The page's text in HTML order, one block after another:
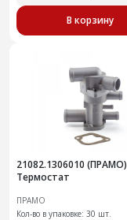
В корзину
21082.1306010 (ПРАМО)
Термостат
ПРАМО
Кол-во в упаковке: 30 шт.